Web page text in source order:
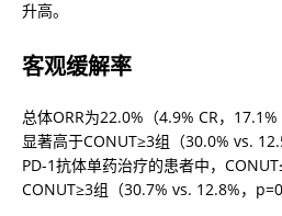
升高。
客观缓解率
总体ORR为22.0%（4.9% CR，
显著高于CONUT≥3组（30.0% vs.
PD-1抗体单药治疗的患者中，
CONUT≥3组（30.7% vs. 12.8%，